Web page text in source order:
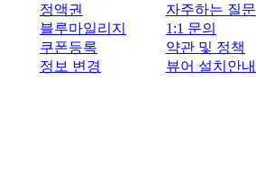
정액권
블루마일리지
쿠폰등록
정보 변경
자주하는 질문
1:1 문의
약관 및 정책
뷰어 설치안내